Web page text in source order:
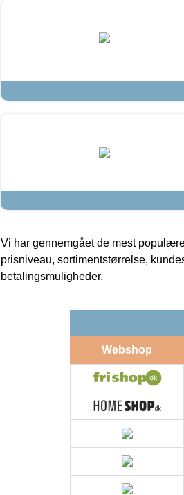
Vi har gennemgået de mest
prisniveau, sortimentstørrelse,
betalingsmuligheder.
Webshop